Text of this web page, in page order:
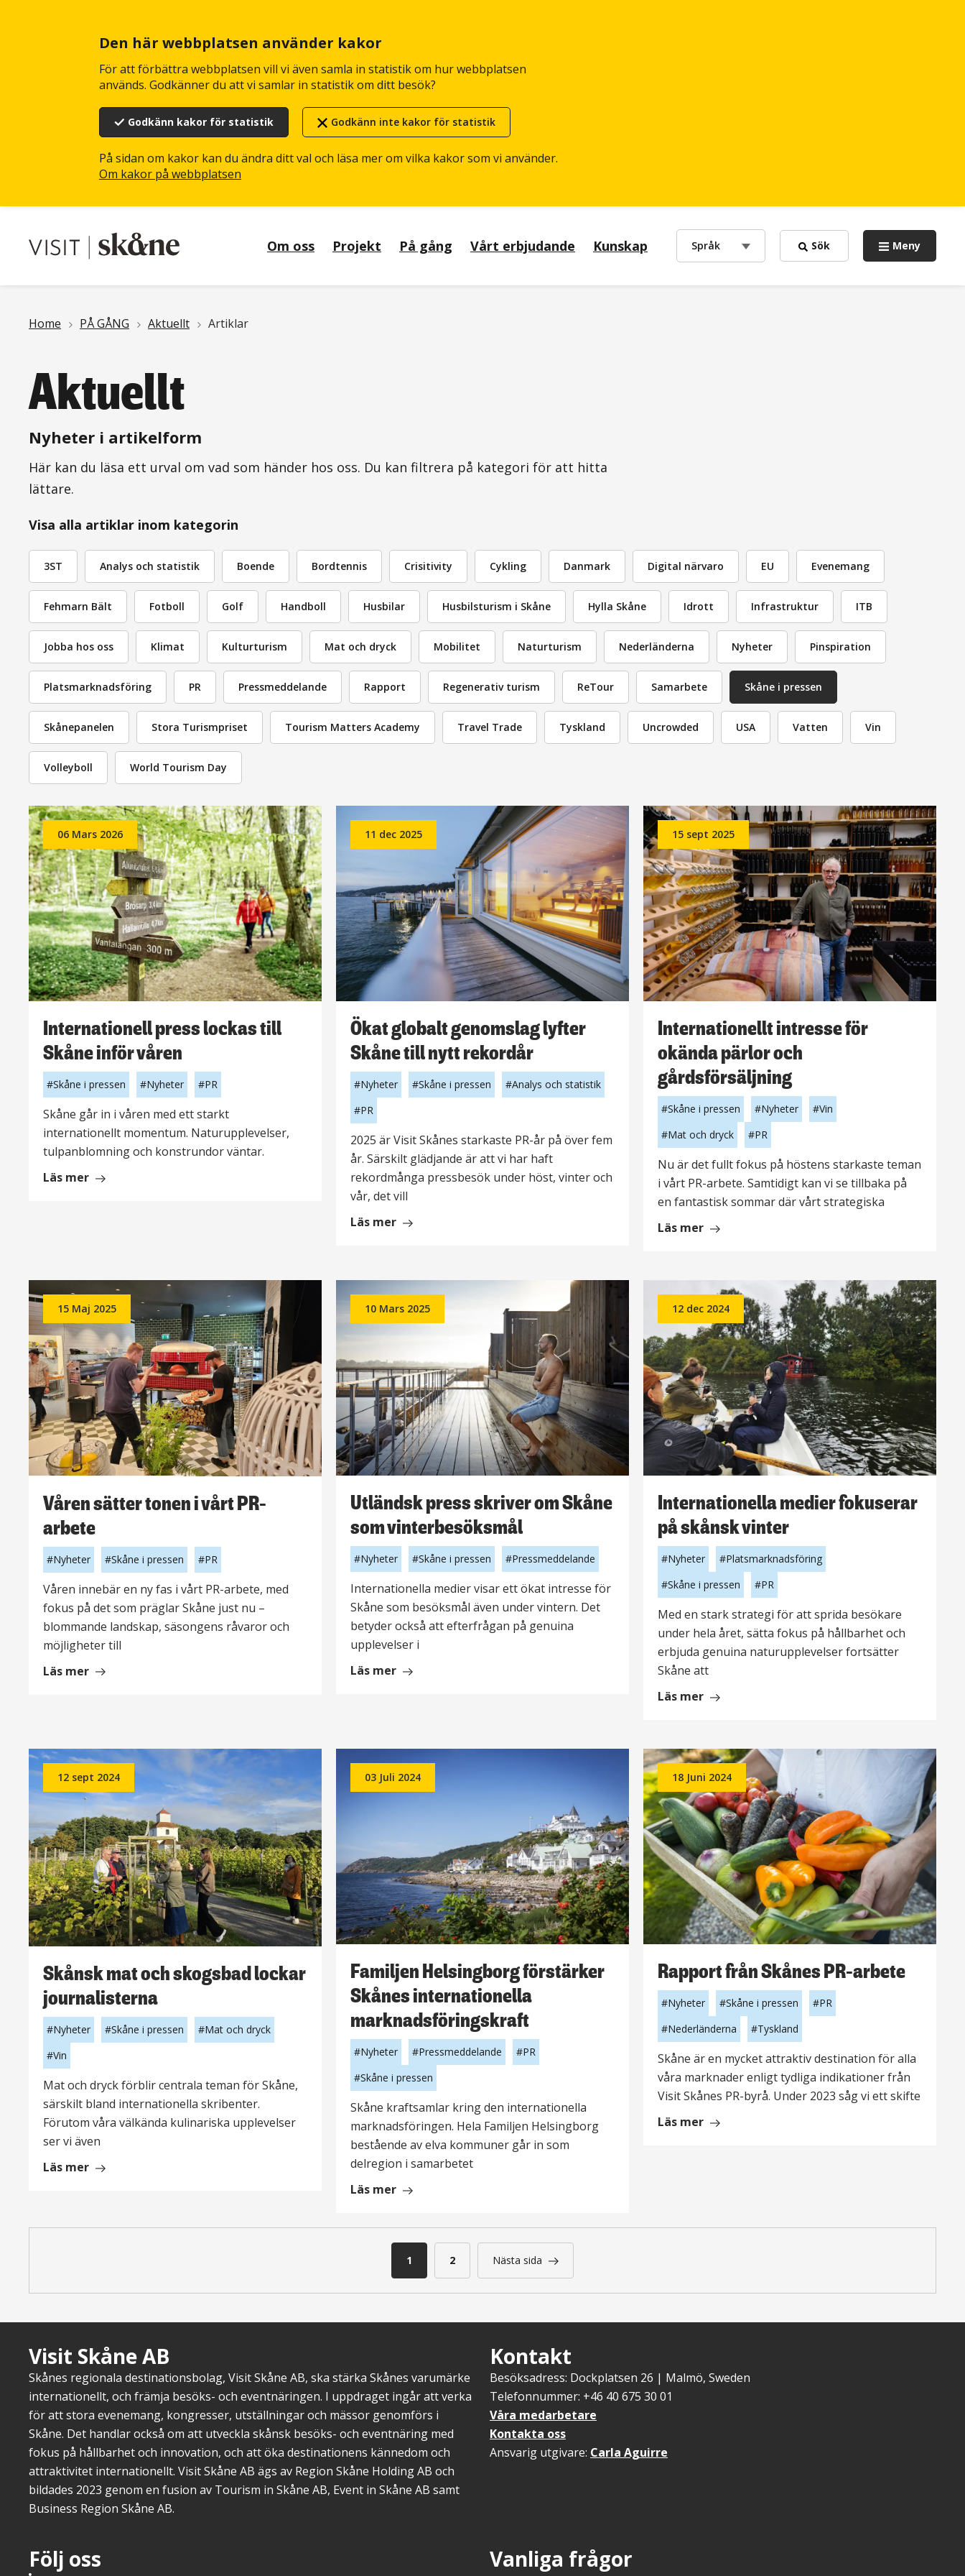
Den här webbplatsen använder kakor
För att förbättra webbplatsen vill vi även samla in statistik om hur webbplatsen
används. Godkänner du att vi samlar in statistik om ditt besök?
Godkänn kakor för statistik Godkänn inte kakor för statistik
På sidan om kakor kan du ändra ditt val och läsa mer om vilka kakor som vi använder.
Om kakor på webbplatsen
Om oss Projekt På gång Vårt erbjudande Kunskap choose
Språk Sök Meny
Aktuellt
Nyheter i artikelform
Här kan du läsa ett urval om vad som händer hos oss. Du kan filtrera på kategori för att hitta
lättare.
Visa alla artiklar inom kategorin
Länkstig
Home PÅ GÅNG Aktuellt Artiklar
3ST Analys och statistik Boende Bordtennis Crisitivity Cykling Danmark Digital närvaro EU Evenemang
Fehmarn Bält Fotboll Golf Handboll Husbilar Husbilsturism i Skåne Hylla Skåne Idrott Infrastruktur ITB
Jobba hos oss Klimat Kulturturism Mat och dryck Mobilitet Naturturism Nederländerna Nyheter Pinspiration
Platsmarknadsföring PR Pressmeddelande Rapport Regenerativ turism ReTour Samarbete Skåne i pressen
Skånepanelen Stora Turismpriset Tourism Matters Academy Travel Trade Tyskland Uncrowded USA Vatten Vin
Volleyboll World Tourism Day
06 Mars 2026
Internationell press lockas till
Skåne inför våren
Skåne i pressen Nyheter PR
Skåne går in i våren med ett starkt
internationellt momentum. Naturupplevelser,
tulpanblomning och konstrundor väntar.
Läs mer om
inför
våren
11 dec 2025
Ökat globalt genomslag lyfter
Skåne till nytt rekordår
Nyheter Skåne i pressen
Analys och statistik
PR
2025 är Visit Skånes starkaste PR-år på över fem
år. Särskilt glädjande är att vi har haft
rekordmånga pressbesök under höst, vinter och
vår, det vill
Läs mer om
genomslag
lyfter
Skåne
till
rekordår
15 sept 2025
Internationellt intresse för
okända pärlor och
gårdsförsäljning
Skåne i pressen Nyheter
Vin
Mat och dryck
PR
Nu är det fullt fokus på höstens starkaste teman
i vårt PR-arbete. Samtidigt kan vi se tillbaka på
en fantastisk sommar där vårt strategiska
Läs mer om
för
okända
pärlor
och
gårdsförsäljning
15 Maj 2025
Våren sätter tonen i vårt PR-
arbete
Nyheter Skåne i pressen PR
Våren innebär en ny fas i vårt PR-arbete, med
fokus på det som präglar Skåne just nu –
blommande landskap, säsongens råvaror och
möjligheter till
Läs mer om
i
vårt
PR-
arbete
10 Mars 2025
Utländsk press skriver om Skåne
som vinterbesöksmål
Nyheter Skåne i pressen Pressmeddelande
Internationella medier visar ett ökat intresse för
Skåne som besöksmål även under vintern. Det
betyder också att efterfrågan på genuina
upplevelser i
Läs mer om
Skåne
som
12 dec 2024
Internationella medier fokuserar
på skånsk vinter
Nyheter
Platsmarknadsföring
Skåne i pressen
PR
Med en stark strategi för att sprida besökare
under hela året, sätta fokus på hållbarhet och
erbjuda genuina naturupplevelser fortsätter
Skåne att
Läs mer om
fokuserar
på
skånsk
vinter
12 sept 2024
Skånsk mat och skogsbad lockar
journalisterna
Nyheter Skåne i pressen
Mat och dryck
Vin
Mat och dryck förblir centrala teman för Skåne,
särskilt bland internationella skribenter.
Förutom våra välkända kulinariska upplevelser
ser vi även
Läs mer om
03 Juli 2024
Familjen Helsingborg förstärker
Skånes internationella
marknadsföringskraft
Nyheter Pressmeddelande
PR
Skåne i pressen
Skåne kraftsamlar kring den internationella
marknadsföringen. Hela Familjen Helsingborg
bestående av elva kommuner går in som
delregion i samarbetet
Läs mer om
Helsingborg
förstärker
Skånes
internationella
18 Juni 2024
Rapport från Skånes PR-arbete
Nyheter Skåne i pressen
PR
Nederländerna
Tyskland
Skåne är en mycket attraktiv destination för alla
våra marknader enligt tydliga indikationer från
Visit Skånes PR-byrå. Under 2023 såg vi ett skifte
Läs mer om
Nuvarande
sida
1 Sida
2 Nästa sida Nästa
sida
Visit Skåne AB
Skånes regionala destinationsbolag, Visit Skåne AB, ska stärka Skånes varumärke
internationellt, och främja besöks- och eventnäringen. I uppdraget ingår att verka
för att stora evenemang, kongresser, utställningar och mässor genomförs i
Skåne. Det handlar också om att utveckla skånsk besöks- och eventnäring med
fokus på hållbarhet och innovation, och att öka destinationens kännedom och
attraktivitet internationellt. Visit Skåne AB ägs av Region Skåne Holding AB och
bildades 2023 genom en fusion av Tourism in Skåne AB, Event in Skåne AB samt
Business Region Skåne AB.
Kontakt
Besöksadress: Dockplatsen 26 | Malmö, Sweden
Telefonnummer: +46 40 675 30 01
Våra medarbetare
Kontakta oss
Ansvarig utgivare: Carla Aguirre
Följ oss Vanliga frågor